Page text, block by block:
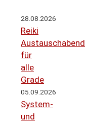
28.08.2026
Reiki
Austauschabend
für
alle
Grade
05.09.2026
System-
und